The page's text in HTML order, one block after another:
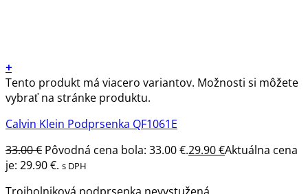
+
Tento produkt má viacero variantov. Možnosti si môžete
vybrať na stránke produktu.
Calvin Klein Podprsenka QF1061E
33.00€ Pôvodná cena bola: 33.00 €.29.90€Aktuálna cena
je: 29.90 €. s DPH